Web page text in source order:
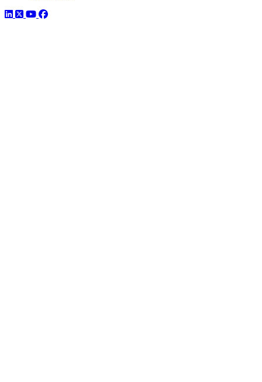
LinkedIn
TwitterYouTube
Facebook